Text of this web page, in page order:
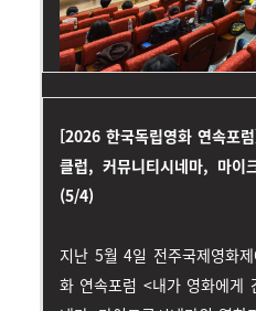
[2026 한국독립영화 연속포
클럽, 커뮤니티시네마, 마이
(5/4)
지난 5월 4일 전주국제영화
화 연속포럼 <내가 영화에게